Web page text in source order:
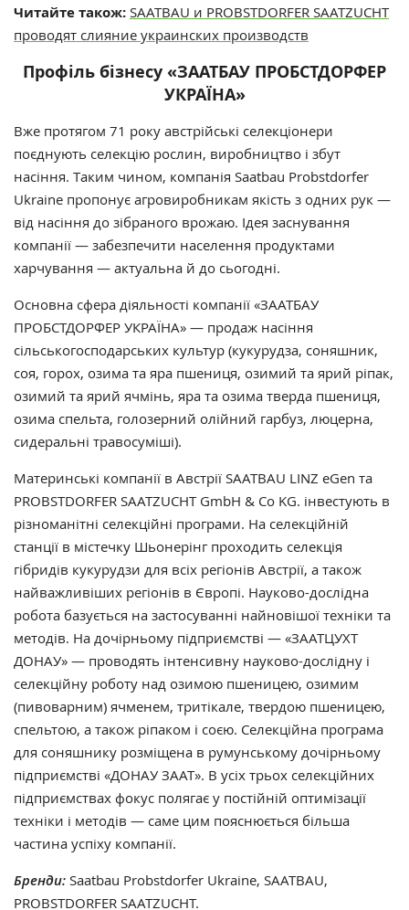
Читайте також: SAATBAU и PROBSTDORFER SAATZUCHT
проводят слияние украинских производств
Профіль бізнесу «ЗААТБАУ ПРОБСТДОРФЕР
УКРАЇНА»
Вже протягом 71 року австрійські селекціонери
поєднують селекцію рослин, виробництво і збут
насіння. Таким чином, компанія Saatbau Probstdorfer
Ukraine пропонує агровиробникам якість з одних рук —
від насіння до зібраного врожаю. Ідея заснування
компанії — забезпечити населення продуктами
харчування — актуальна й до сьогодні.
Основна сфера діяльності компанії «ЗААТБАУ
ПРОБСТДОРФЕР УКРАЇНА» — продаж насіння
сільськогосподарських культур (кукурудза, соняшник,
соя, горох, озима та яра пшениця, озимий та ярий ріпак,
озимий та ярий ячмінь, яра та озима тверда пшениця,
озима спельта, голозерний олійний гарбуз, люцерна,
сидеральні травосуміші).
Материнські компанії в Австрії SAATBAU LINZ eGen та
PROBSTDORFER SAATZUCHT GmbH & Co KG. інвестують в
різноманітні селекційні програми. На селекційній
станції в містечку Шьонерінг проходить селекція
гібридів кукурудзи для всіх регіонів Австрії, а також
найважливіших регіонів в Європі. Науково-дослідна
робота базується на застосуванні найновішої техніки та
методів. На дочірньому підприємстві — «ЗААТЦУХТ
ДОНАУ» — проводять інтенсивну науково-дослідну і
селекційну роботу над озимою пшеницею, озимим
(пивоварним) ячменем, тритікале, твердою пшеницею,
спельтою, а також ріпаком і соєю. Селекційна програма
для соняшнику розміщена в румунському дочірньому
підприємстві «ДОНАУ ЗААТ». В усіх трьох селекційних
підприємствах фокус полягає у постійній оптимізації
техніки і методів — саме цим пояснюється більша
частина успіху компанії.
Бренди: Saatbau Probstdorfer Ukraine, SAATBAU,
PROBSTDORFER SAATZUCHT.